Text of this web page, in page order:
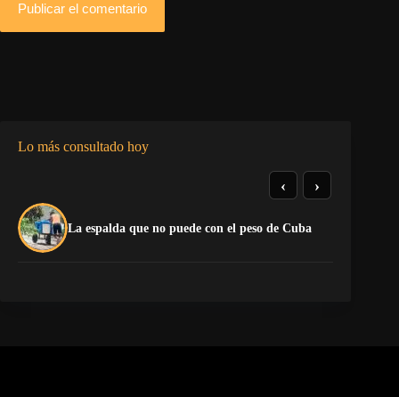
Publicar el comentario
Lo más consultado hoy
La espalda que no puede con el peso de Cuba
‹ ›